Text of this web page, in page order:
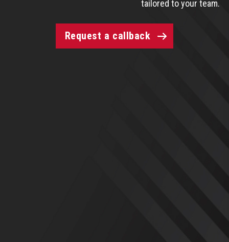
tailored to your team.
Request a callback